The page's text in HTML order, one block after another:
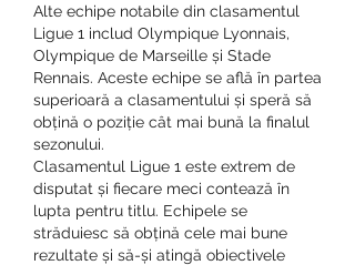
Alte echipe notabile din clasamentul
Ligue 1 includ Olympique Lyonnais,
Olympique de Marseille și Stade
Rennais. Aceste echipe se află în partea
superioară a clasamentului și speră să
obțină o poziție cât mai bună la finalul
sezonului.
Clasamentul Ligue 1 este extrem de
disputat și fiecare meci contează în
lupta pentru titlu. Echipele se
străduiesc să obțină cele mai bune
rezultate și să-și atingă obiectivele